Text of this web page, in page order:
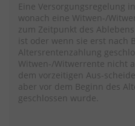
Eine Versorgungsregelung
wonach eine Witwen-/
zum Zeitpunkt des
ist oder wenn sie erst nach
Altersrentenzahlung
Witwen-/Witwerrente nicht
dem vorzeitigen Aus-
aber vor dem Beginn des
geschlossen wurde.